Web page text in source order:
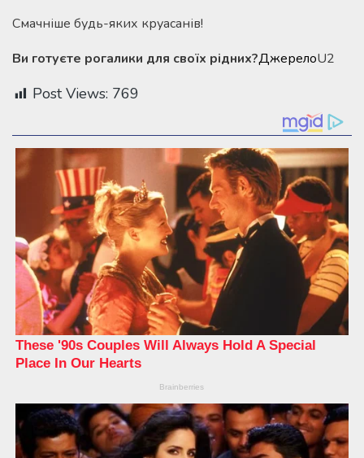
Смачніше будь-яких круасанів!
Ви готуєте рогалики для своїх рідних?ДжерелоU2
Post Views: 769